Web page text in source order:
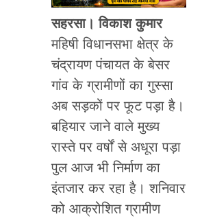
सहरसा। विकाश कुमार
महिषी विधानसभा क्षेत्र के
चंद्रायण पंचायत के बेसर
गांव के ग्रामीणों का गुस्सा
अब सड़कों पर फूट पड़ा है।
बहियार जाने वाले मुख्य
रास्ते पर वर्षों से अधूरा पड़ा
पुल आज भी निर्माण का
इंतजार कर रहा है। शनिवार
को आक्रोशित ग्रामीण